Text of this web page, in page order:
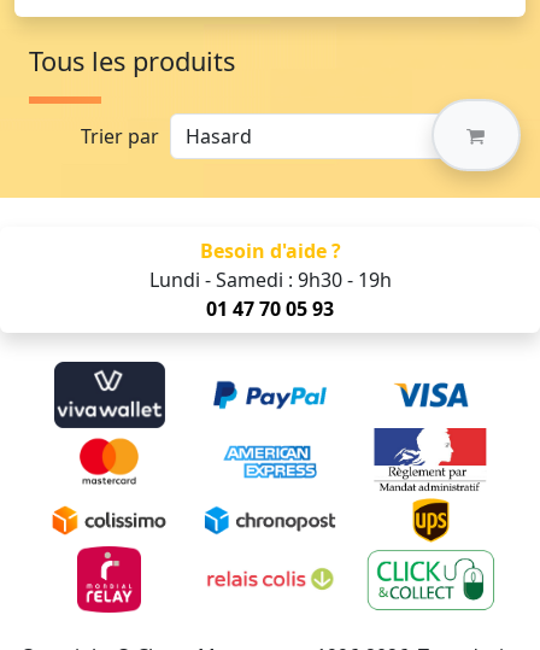
Tous les produits
Trier par
Besoin d'aide ?
Lundi - Samedi : 9h30 - 19h
01 47 70 05 93